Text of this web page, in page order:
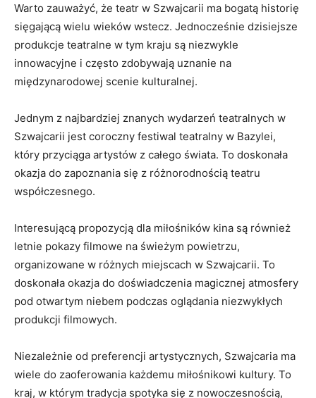
Warto zauważyć, że teatr w‍ Szwajcarii ma ⁤bogatą⁤ historię
⁤sięgającą wielu wieków‌ wstecz. Jednocześnie dzisiejsze
produkcje⁢ teatralne w tym kraju są ⁢niezwykle
innowacyjne i często zdobywają⁤ uznanie na
międzynarodowej scenie kulturalnej.
Jednym z najbardziej znanych ⁣wydarzeń teatralnych w
Szwajcarii jest coroczny festiwal teatralny w ⁢Bazylei,
który przyciąga artystów z ​całego świata. To doskonała‌
okazja do zapoznania się z różnorodnością⁢ teatru
współczesnego.
Interesującą propozycją dla ⁣miłośników kina są również⁢
letnie pokazy​ filmowe na⁣ świeżym powietrzu,
organizowane ⁣w różnych miejscach w Szwajcarii. ‌To
doskonała okazja‍ do‍ doświadczenia magicznej atmosfery
pod​ otwartym niebem⁤ podczas oglądania niezwykłych
produkcji filmowych.
Niezależnie od preferencji artystycznych,‌ Szwajcaria ma
wiele ​do zaoferowania ⁤każdemu miłośnikowi kultury. ⁤To
kraj, w którym tradycja spotyka się z‌ nowoczesnością,